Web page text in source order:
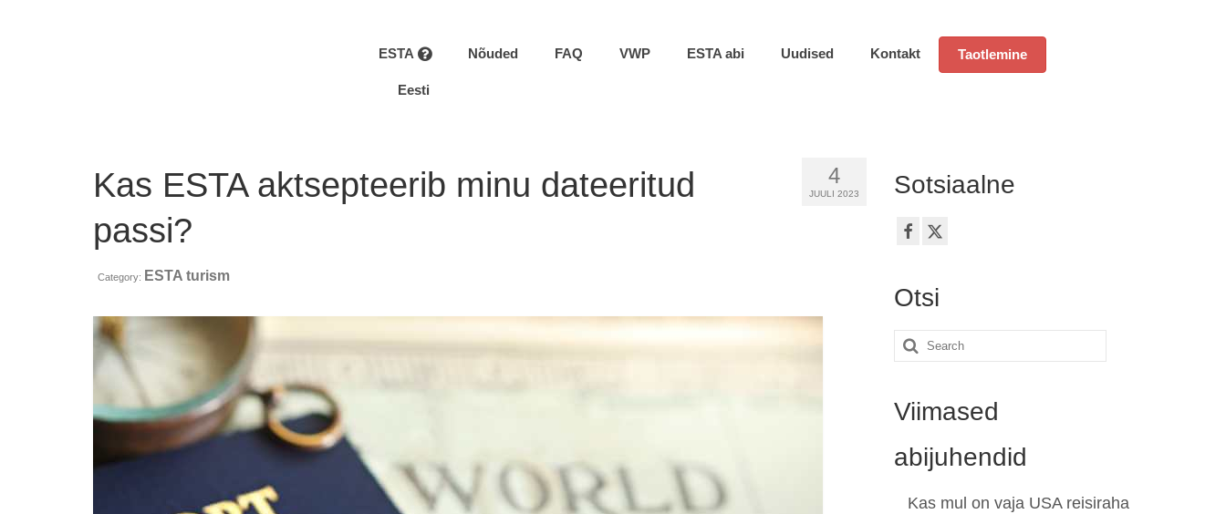
ESTA Nõuded FAQ VWP ESTA abi Uudised Kontakt Taotlemine
Eesti
4
JUULI 2023
Kas ESTA aktsepteerib minu dateeritud
passi?
Category: ESTA turism
Sotsiaalne
Otsi
Search
Viimased
abijuhendid
Kas mul on vaja USA reisiraha